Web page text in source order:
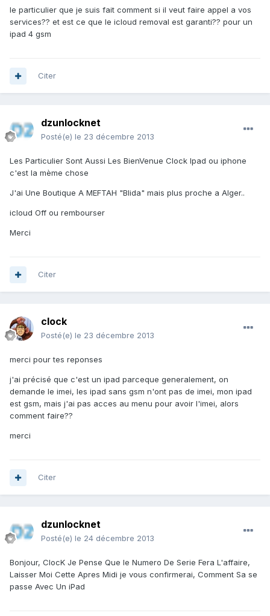
le particulier que je suis fait comment si il veut faire appel a vos
services?? et est ce que le icloud removal est garanti?? pour un
ipad 4 gsm
Citer
dzunlocknet
Posté(e) le 23 décembre 2013
Les Particulier Sont Aussi Les BienVenue Clock Ipad ou iphone
c'est la mème chose
J'ai Une Boutique A MEFTAH "Blida" mais plus proche a Alger..
icloud Off ou rembourser
Merci
Citer
clock
Posté(e) le 23 décembre 2013
merci pour tes reponses
j'ai précisé que c'est un ipad parceque generalement, on
demande le imei, les ipad sans gsm n'ont pas de imei, mon ipad
est gsm, mais j'ai pas acces au menu pour avoir l'imei, alors
comment faire??
merci
Citer
dzunlocknet
Posté(e) le 24 décembre 2013
Bonjour, ClocK Je Pense Que le Numero De Serie Fera L'affaire,
Laisser Moi Cette Apres Midi je vous confirmerai, Comment Sa se
passe Avec Un iPad